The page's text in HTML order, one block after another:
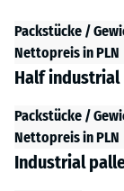
Packstücke /
Nettopreis in PLN
Half
Packstücke /
Nettopreis in PLN
Industrial